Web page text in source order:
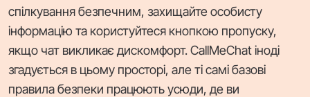
спілкування безпечним, захищайте особисту
інформацію та користуйтеся кнопкою пропуску,
якщо чат викликає дискомфорт. CallMeChat іноді
згадується в цьому просторі, але ті самі базові
правила безпеки працюють усюди, де ви